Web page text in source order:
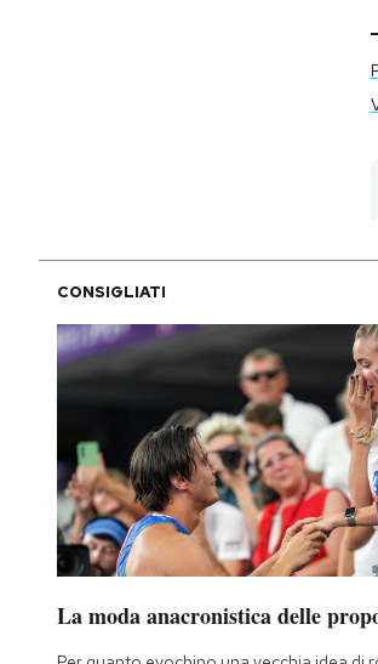
CONSIGLIATI
La moda anacronistica delle